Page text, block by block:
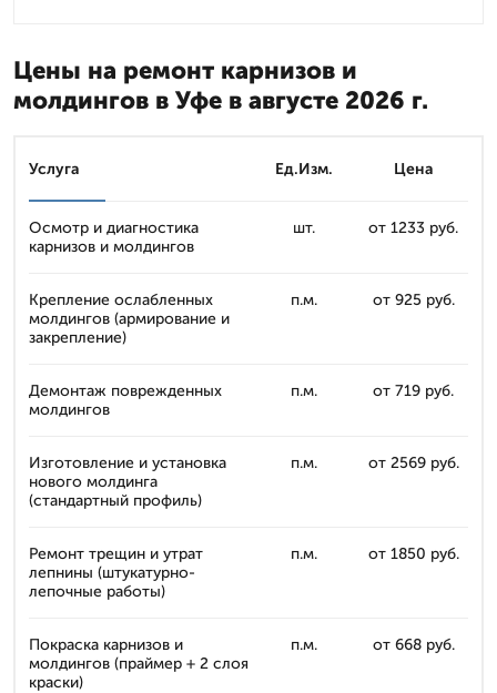
Цены на ремонт карнизов и
молдингов в Уфе в августе 2026 г.
Услуга Ед.Изм. Цена
Осмотр и диагностика
карнизов и молдингов
шт. от 1233 руб.
Крепление ослабленных
молдингов (армирование и
закрепление)
п.м. от 925 руб.
Демонтаж поврежденных
молдингов
п.м. от 719 руб.
Изготовление и установка
нового молдинга
(стандартный профиль)
п.м. от 2569 руб.
Ремонт трещин и утрат
лепнины (штукатурно-
лепочные работы)
п.м. от 1850 руб.
Покраска карнизов и
молдингов (праймер + 2 слоя
краски)
п.м. от 668 руб.